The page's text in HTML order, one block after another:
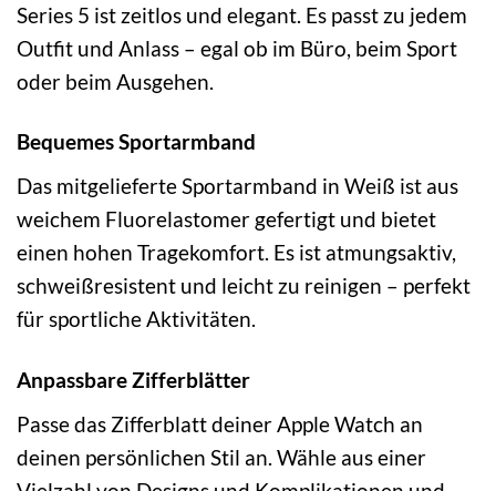
Series 5 ist zeitlos und elegant. Es passt zu jedem
Outfit und Anlass – egal ob im Büro, beim Sport
oder beim Ausgehen.
Bequemes Sportarmband
Das mitgelieferte Sportarmband in Weiß ist aus
weichem Fluorelastomer gefertigt und bietet
einen hohen Tragekomfort. Es ist atmungsaktiv,
schweißresistent und leicht zu reinigen – perfekt
für sportliche Aktivitäten.
Anpassbare Zifferblätter
Passe das Zifferblatt deiner Apple Watch an
deinen persönlichen Stil an. Wähle aus einer